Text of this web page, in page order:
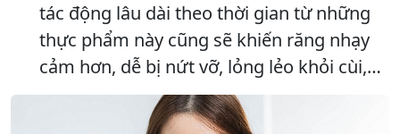
tác động lâu dài theo thời gian từ những
thực phẩm này cũng sẽ khiến răng nhạy
cảm hơn, dễ bị nứt vỡ, lỏng lẻo khỏi cùi,…